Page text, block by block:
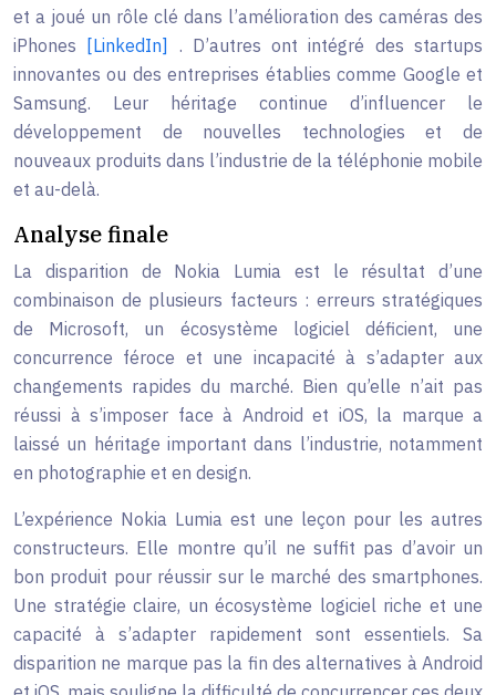
et a joué un rôle clé dans l’amélioration des caméras des
iPhones
[LinkedIn] . D’autres ont intégré des startups
innovantes ou des entreprises établies comme Google et
Samsung. Leur héritage continue d’influencer le
développement de nouvelles technologies et de
nouveaux produits dans l’industrie de la téléphonie mobile
et au-delà.
Analyse finale
La disparition de Nokia Lumia est le résultat d’une
combinaison de plusieurs facteurs : erreurs stratégiques
de Microsoft, un écosystème logiciel déficient, une
concurrence féroce et une incapacité à s’adapter aux
changements rapides du marché. Bien qu’elle n’ait pas
réussi à s’imposer face à Android et iOS, la marque a
laissé un héritage important dans l’industrie, notamment
en photographie et en design.
L’expérience Nokia Lumia est une leçon pour les autres
constructeurs. Elle montre qu’il ne suffit pas d’avoir un
bon produit pour réussir sur le marché des smartphones.
Une stratégie claire, un écosystème logiciel riche et une
capacité à s’adapter rapidement sont essentiels. Sa
disparition ne marque pas la fin des alternatives à Android